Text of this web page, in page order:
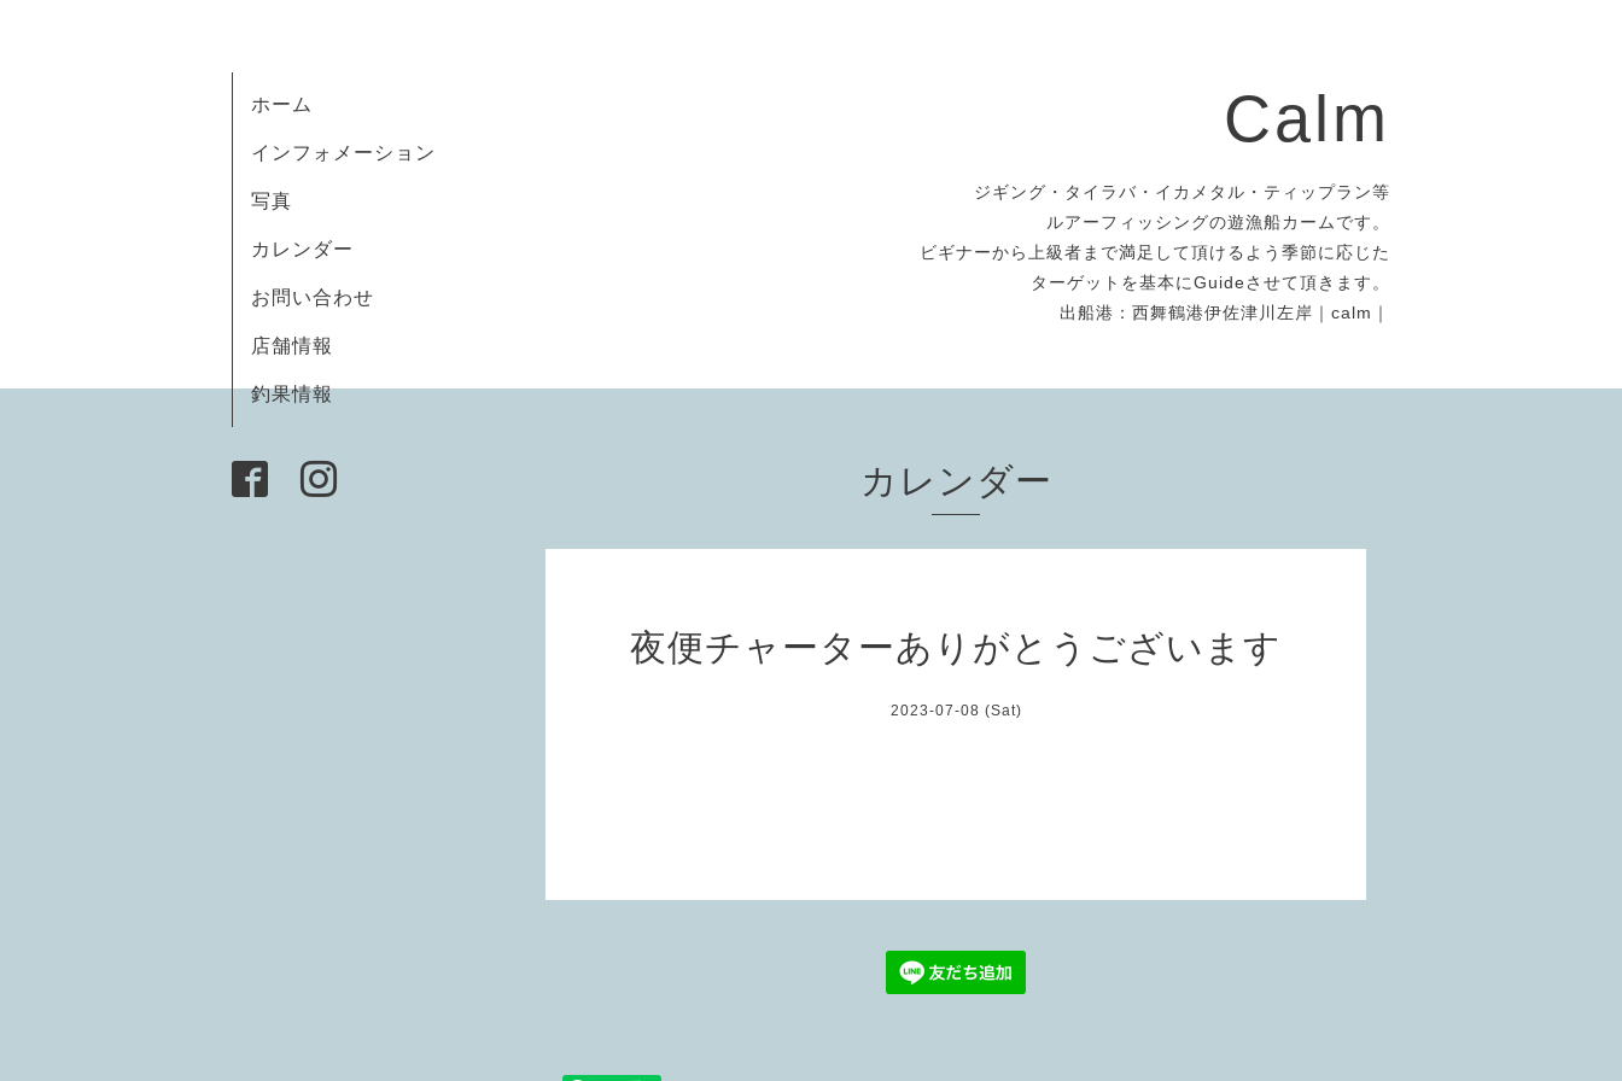
Calm
ジギング・タイラバ・イカメタル・ティップラン等
ルアーフィッシングの遊漁船カームです。
ビギナーから上級者まで満足して頂けるよう季節に応じた
ターゲットを基本にGuideさせて頂きます。
出船港：西舞鶴港伊佐津川左岸｜calm｜
ホーム
インフォメーション
写真
カレンダー
お問い合わせ
店舗情報
釣果情報
カレンダー
夜便チャーターありがとうございます
2023-07-08 (Sat)